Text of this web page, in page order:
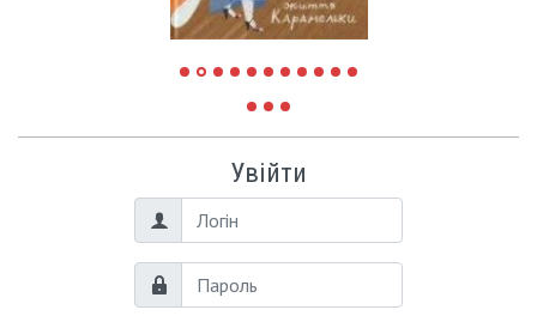
Увійти
Логін
Пароль